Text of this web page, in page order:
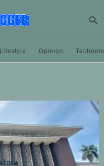
Lifestyle Opinion